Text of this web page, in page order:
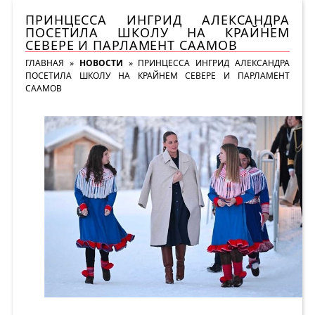
ПРИНЦЕССА ИНГРИД АЛЕКСАНДРА
ПОСЕТИЛА ШКОЛУ НА КРАЙНЕМ
СЕВЕРЕ И ПАРЛАМЕНТ СААМОВ
ГЛАВНАЯ » НОВОСТИ » ПРИНЦЕССА ИНГРИД АЛЕКСАНДРА
ПОСЕТИЛА ШКОЛУ НА КРАЙНЕМ СЕВЕРЕ И ПАРЛАМЕНТ
СААМОВ